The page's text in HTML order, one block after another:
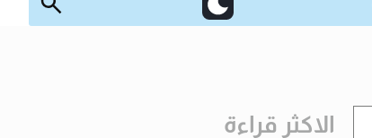
الاكثر قراءة